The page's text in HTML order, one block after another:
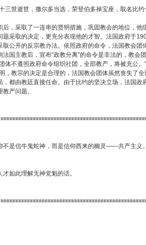
世逝世，撒尔多当选，荣登伯多禄宝座，取名比
采取了一连串的贤明措施，巩固教会的地位，他
题采取的决定，更充分表现他的才智。法国政府于
取公开的反宗教办法。依照政府的命令，法国教会团
国主教后，宣布“政教分离”的命令是非法的，教会
体不遵照政府命令组织社团，全部教产，将被充公
，教宗的决定是合理的，法国教会团体虽然丧失了
，都由教廷直接任命。由于比约的坚决立场，法国政
产问题。
不是信牛鬼蛇神，而是信仰西来的幽灵——共产主义
如此理解无神党魁的话。